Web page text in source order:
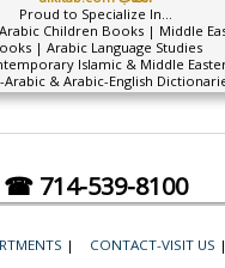
Proud to Specialize In...
Children Books | Middle
| Arabic Language Studies
Islamic & Middle
Arabic & Arabic-English
☎ 714-539-8100
| CONTACT-VISIT US |